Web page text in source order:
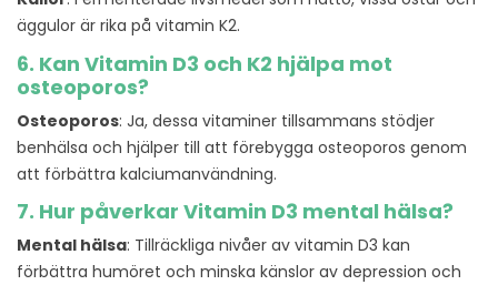
äggulor är rika på vitamin K2.
6. Kan Vitamin D3 och K2 hjälpa mot
osteoporos?
Osteoporos: Ja, dessa vitaminer tillsammans stödjer
benhälsa och hjälper till att förebygga osteoporos genom
att förbättra kalciumanvändning.
7. Hur påverkar Vitamin D3 mental hälsa?
Mental hälsa: Tillräckliga nivåer av vitamin D3 kan
förbättra humöret och minska känslor av depression och